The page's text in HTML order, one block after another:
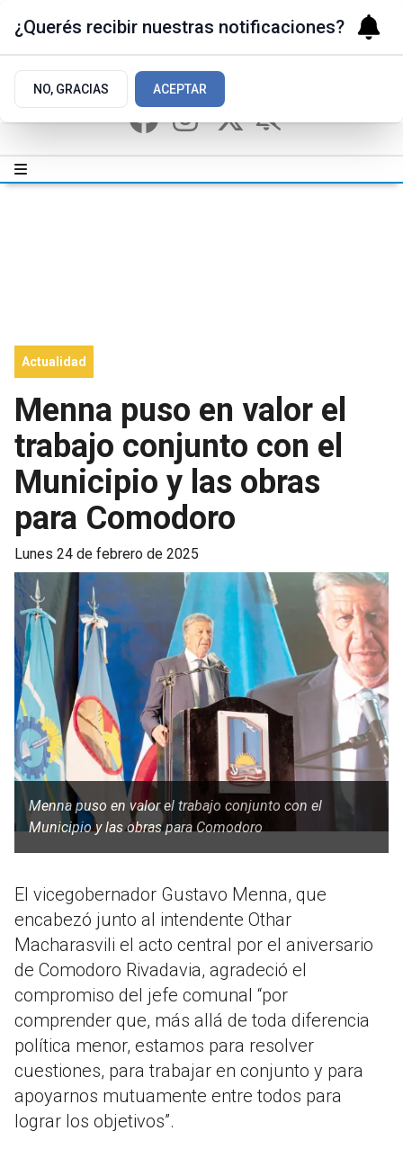
Actualidad
Menna puso en valor el
trabajo conjunto con el
Municipio y las obras
para Comodoro
lunes 24 de febrero de 2025
Menna puso en valor el trabajo conjunto con el
Municipio y las obras para Comodoro
El vicegobernador Gustavo Menna, que
encabezó junto al intendente Othar
Macharasvili el acto central por el aniversario
de Comodoro Rivadavia, agradeció el
compromiso del jefe comunal “por
comprender que, más allá de toda diferencia
política menor, estamos para resolver
cuestiones, para trabajar en conjunto y para
apoyarnos mutuamente entre todos para
lograr los objetivos”.
¿Querés recibir nuestras notificaciones?
NO, GRACIAS ACEPTAR